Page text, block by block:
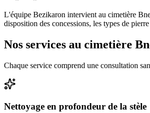
L'équipe Bezikaron intervient au cimetière
disposition des concessions, les types de
Nos services au cimetière
Chaque service comprend une consultation
Nettoyage en profondeur de la stèle